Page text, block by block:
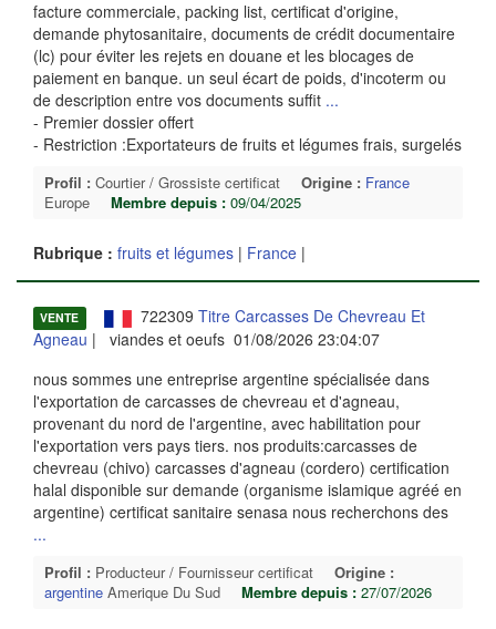
facture commerciale, packing list, certificat d'origine,
demande phytosanitaire, documents de crédit documentaire
(lc) pour éviter les rejets en douane et les blocages de
paiement en banque. un seul écart de poids, d'incoterm ou
de description entre vos documents suffit ...
- Premier dossier offert
- Restriction :Exportateurs de fruits et légumes frais, surgelés
Profil : Courtier / Grossiste certificat Origine : France
Europe
Membre depuis : 09/04/2025
Rubrique : fruits et légumes | France |
VENTE 722309 Titre Carcasses De Chevreau Et
Agneau | viandes et oeufs 01/08/2026 23:04:07
nous sommes une entreprise argentine spécialisée dans
l'exportation de carcasses de chevreau et d'agneau,
provenant du nord de l'argentine, avec habilitation pour
l'exportation vers pays tiers. nos produits:carcasses de
chevreau (chivo) carcasses d'agneau (cordero) certification
halal disponible sur demande (organisme islamique agréé en
argentine) certificat sanitaire senasa nous recherchons des
...
Profil : Producteur / Fournisseur certificat
Origine :
argentine Amerique Du Sud Membre depuis : 27/07/2026